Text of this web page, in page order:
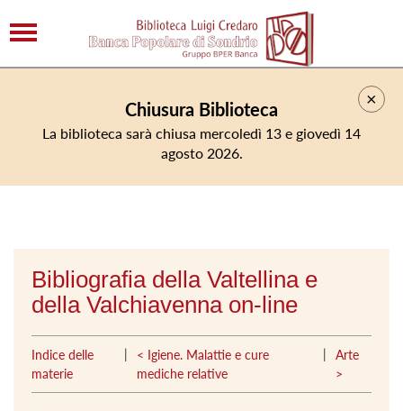
×
Chiusura Biblioteca
La biblioteca sarà chiusa mercoledì 13 e giovedì 14
agosto 2026.
Bibliografia della Valtellina e
della Valchiavenna on-line
Indice delle
materie
|
< Igiene. Malattie e cure
mediche relative
|
Arte
>